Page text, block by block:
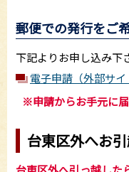
郵便での発行をご
下記よりお申し込み下
電子申請（外部サイ
※申請からお手元に
台東区外へお